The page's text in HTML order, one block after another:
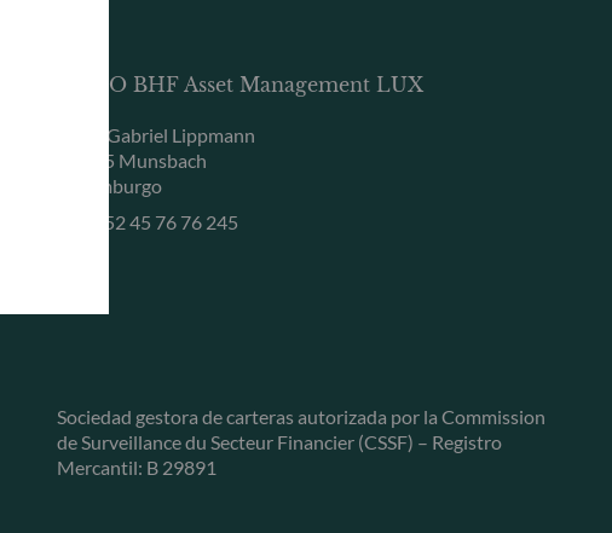
ODDO BHF Asset Management LUX
6, rue Gabriel Lippmann
L-5365 Munsbach
Luxemburgo
+352 45 76 76 245
Sociedad gestora de carteras autorizada por la Commission
de Surveillance du Secteur Financier (CSSF) – Registro
Mercantil: B 29891